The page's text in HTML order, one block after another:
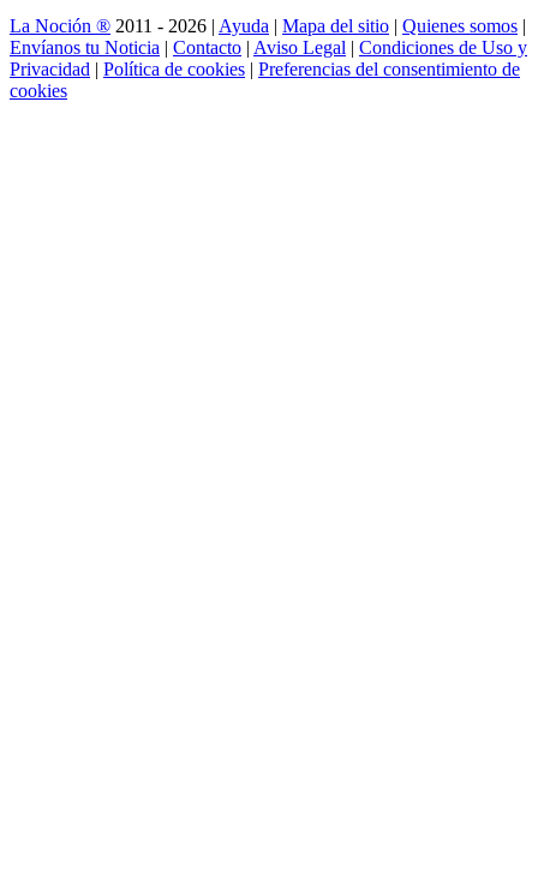
La Noción ® 2011 - 2026 | Ayuda | Mapa del sitio | Quienes somos |
Envíanos tu Noticia | Contacto | Aviso Legal | Condiciones de Uso y
Privacidad | Política de cookies | Preferencias del consentimiento de
cookies